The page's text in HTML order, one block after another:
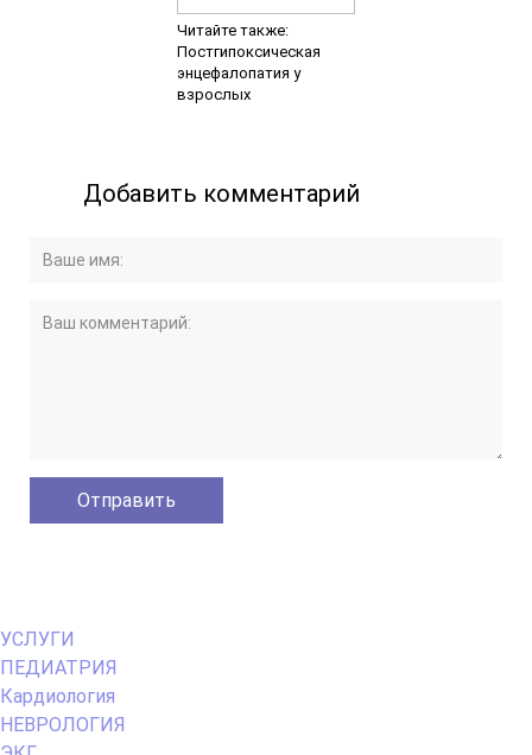
Читайте также:
Постгипоксическая
энцефалопатия у
взрослых
Добавить комментарий
Primary
Menu
УСЛУГИ
ПЕДИАТРИЯ
Кардиология
НЕВРОЛОГИЯ